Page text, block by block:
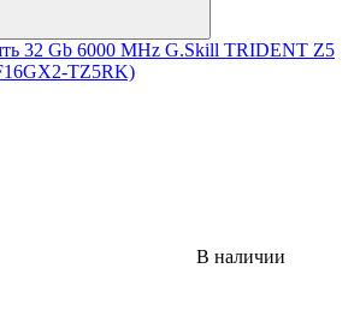
В наличии